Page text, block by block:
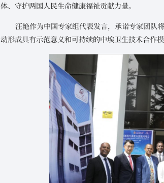
体、守护两国人民生命健康福祉贡献力量。
汪艳作为中国专家组代表发言，承诺专家团队
动形成具有示范意义和可持续的中埃卫生技术合作模